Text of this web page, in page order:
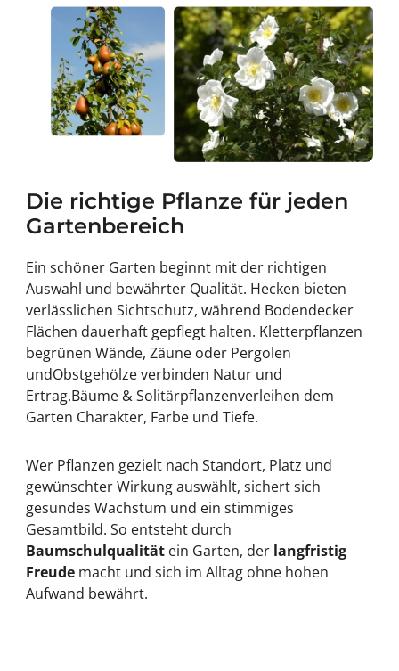
Die richtige Pflanze für jeden
Gartenbereich
Ein schöner Garten beginnt mit der richtigen
Auswahl und bewährter Qualität. Hecken bieten
verlässlichen Sichtschutz, während Bodendecker
Flächen dauerhaft gepflegt halten. Kletterpflanzen
begrünen Wände, Zäune oder Pergolen
undObstgehölzeverbinden Natur und
Ertrag.Bäume & Solitärpflanzenverleihen dem
Garten Charakter, Farbe und Tiefe.
Wer Pflanzen gezielt nach Standort, Platz und
gewünschter Wirkung auswählt, sichert sich
gesundes Wachstum und ein stimmiges
Gesamtbild. So entsteht durch
Baumschulqualitätein Garten, der langfristig
Freude macht und sich im Alltag ohne hohen
Aufwand bewährt.